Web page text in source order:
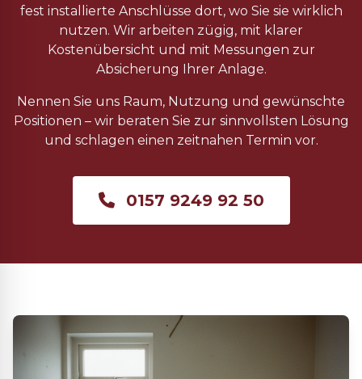
fest installierte Anschlüsse dort, wo Sie sie wirklich
nutzen. Wir arbeiten zügig, mit klarer
Kostenübersicht und mit Messungen zur
Absicherung Ihrer Anlage.
Nennen Sie uns Raum, Nutzung und gewünschte
Positionen – wir beraten Sie zur sinnvollsten Lösung
und schlagen einen zeitnahen Termin vor.
0157 9249 92 50